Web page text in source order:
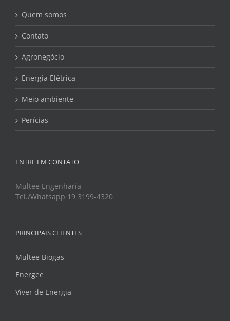
Quem somos
Contato
Agronegócio
Energia Elétrica
Meio ambiente
Perícias
ENTRE EM CONTATO
Multee Engenharia
Tel./Whatsapp 19 3199-4320
PRINCIPAIS CLIENTES
Multee Biogas
Energee
Viver de Energia